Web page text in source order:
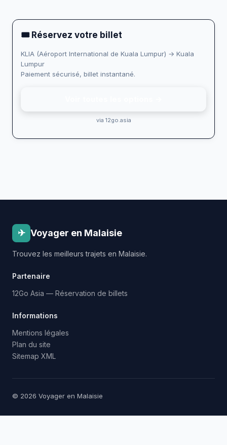
🎟 Réservez votre billet
KLIA (Aéroport International de Kuala Lumpur) → Kuala
Lumpur
Paiement sécurisé, billet instantané.
via 12go.asia
✈ Voyager en Malaisie
Trouvez les meilleurs trajets en Malaisie.
Partenaire
12Go Asia — Réservation de billets
Informations
Mentions légales
Plan du site
Sitemap XML
© 2026 Voyager en Malaisie